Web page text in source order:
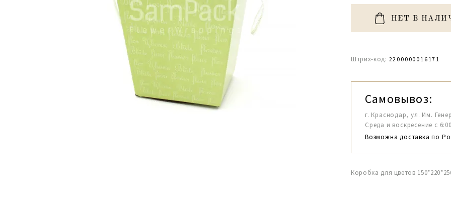
НЕТ В
Штрих-код: 2200000016171
Самовывоз:
г. Краснодар, ул. Им.
Среда и воскресение с
Возможна доставка по
Коробка для цветов